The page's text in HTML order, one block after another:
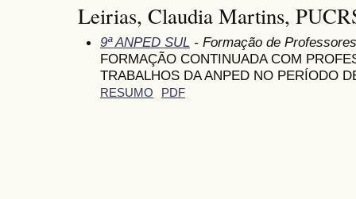
Leirias, Claudia Martins,
9ª ANPED SUL - Formação de Professores
FORMAÇÃO CONTINUADA COM
TRABALHOS DA ANPED NO PERÍODO
RESUMO PDF